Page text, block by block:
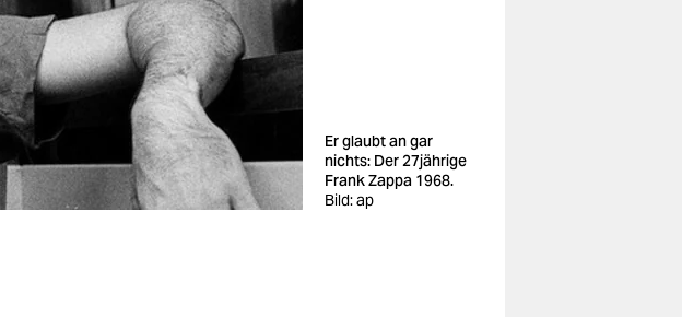
Er glaubt an gar
nichts: Der 27jährige
Frank Zappa 1968.
Bild: ap